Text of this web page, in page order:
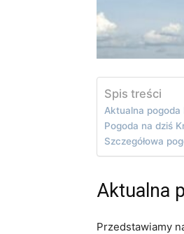
Spis treści
Aktualna
Pogoda na dziś
Szczegółowa
Aktualna
Przedstawiamy